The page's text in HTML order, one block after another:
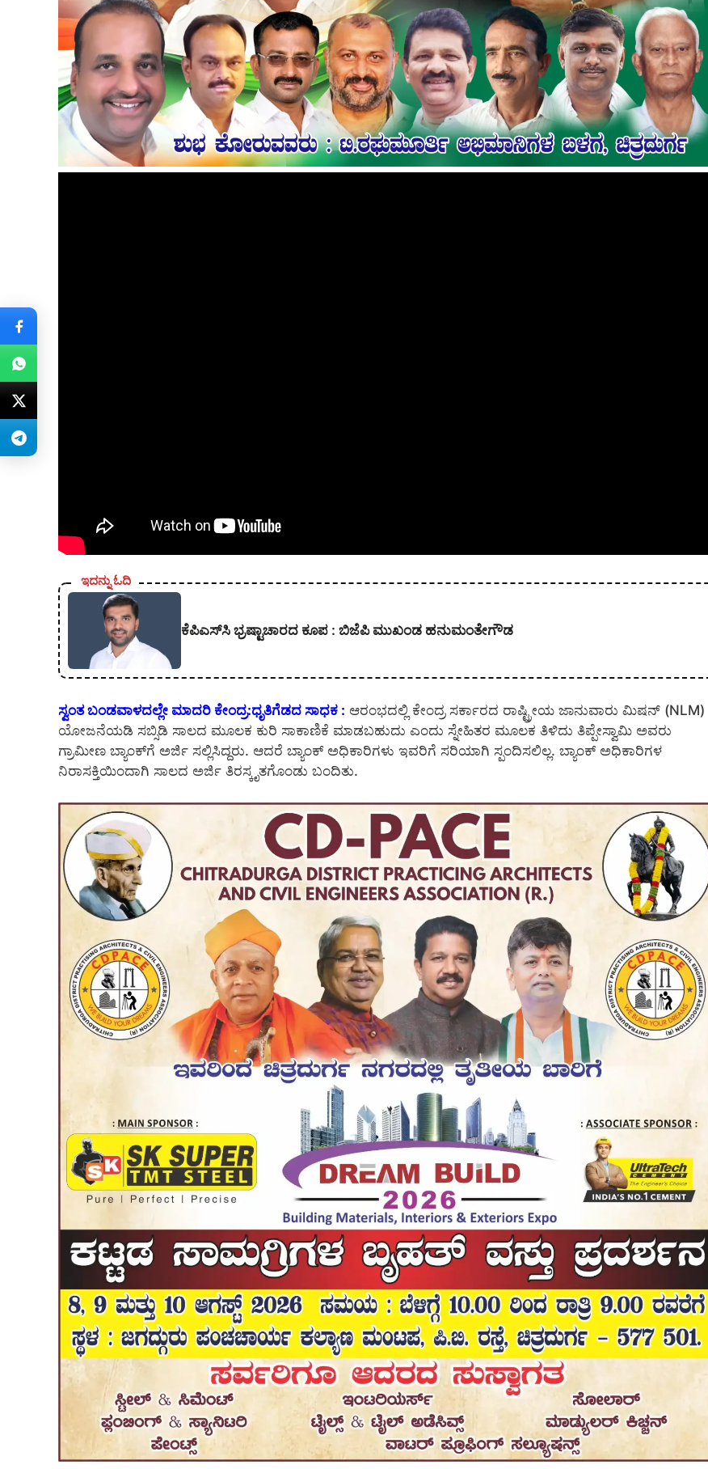
ಇದನ್ನು ಓದಿ
ಕೆಪಿಎಸ್‍ಸಿ ಭ್ರಷ್ಟಾಚಾರದ ಕೂಪ : ಬಿಜೆಪಿ ಮುಖಂಡ ಹನುಮಂತೇಗೌಡ
ಸ್ವಂತ ಬಂಡವಾಳದಲ್ಲೇ ಮಾದರಿ ಕೇಂದ್ರ:ಧೃತಿಗೆಡದ ಸಾಧಕ : ಆರಂಭದಲ್ಲಿ ಕೇಂದ್ರ ಸರ್ಕಾರದ ರಾಷ್ಟ್ರೀಯ ಜಾನುವಾರು ಮಿಷನ್ (NLM)
ಯೋಜನೆಯಡಿ ಸಬ್ಸಿಡಿ ಸಾಲದ ಮೂಲಕ ಕುರಿ ಸಾಕಾಣಿಕೆ ಮಾಡಬಹುದು ಎಂದು ಸ್ನೇಹಿತರ ಮೂಲಕ ತಿಳಿದು ತಿಪ್ಪೇಸ್ವಾಮಿ ಅವರು
ಗ್ರಾಮೀಣ ಬ್ಯಾಂಕ್‌ಗೆ ಅರ್ಜಿ ಸಲ್ಲಿಸಿದ್ದರು. ಆದರೆ ಬ್ಯಾಂಕ್ ಅಧಿಕಾರಿಗಳು ಇವರಿಗೆ ಸರಿಯಾಗಿ ಸ್ಪಂದಿಸಲಿಲ್ಲ. ಬ್ಯಾಂಕ್ ಅಧಿಕಾರಿಗಳ
ನಿರಾಸಕ್ತಿಯಿಂದಾಗಿ ಸಾಲದ ಅರ್ಜಿ ತಿರಸ್ಕೃತಗೊಂಡು ಬಂದಿತು.